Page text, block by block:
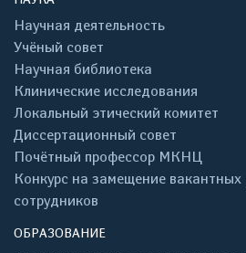
Научная деятельность
Учёный совет
Научная библиотека
Клинические исследования
Локальный этический комитет
Диссертационный совет
Почётный профессор МКНЦ
Конкурс на замещение
сотрудников
ОБРАЗОВАНИЕ